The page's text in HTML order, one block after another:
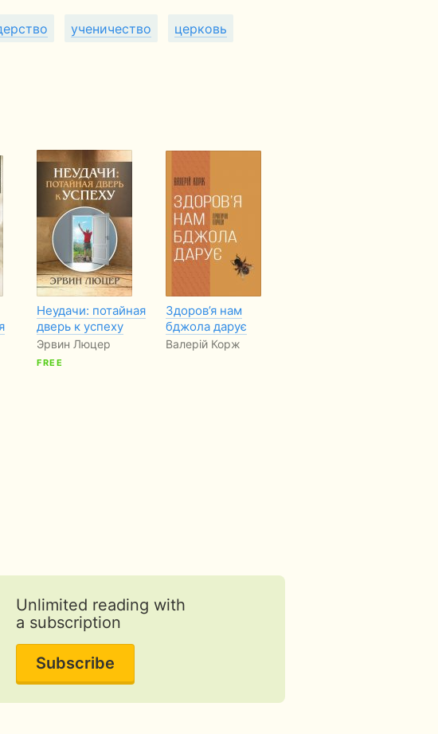
ученичество церковь
Неудачи: потайная
дверь к успеху
Эрвин Люцер
FREE
Здоров’я нам
бджола дарує
Валерій Корж
Unlimited reading with
a subscription
Subscribe